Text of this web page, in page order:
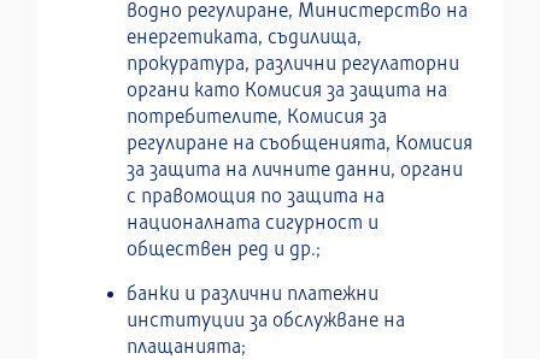
водно регулиране, Министерство на
енергетиката, съдилища,
прокуратура, различни регулаторни
органи като Комисия за защита на
потребителите, Комисия за
регулиране на съобщенията, Комисия
за защита на личните данни, органи
с правомощия по защита на
националната сигурност и
обществен ред и др.;
банки и различни платежни
институции за обслужване на
плащанията;